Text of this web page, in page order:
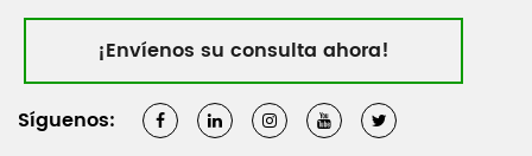
¡Envíenos su consulta ahora!
Síguenos: